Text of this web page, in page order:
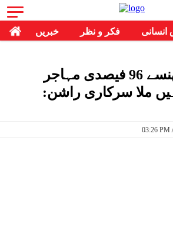
خبریں فکر و نظر انسانی
شہروں میں پھنسے 96 فیصدی مہاجر
ملا سرکاری راشن: